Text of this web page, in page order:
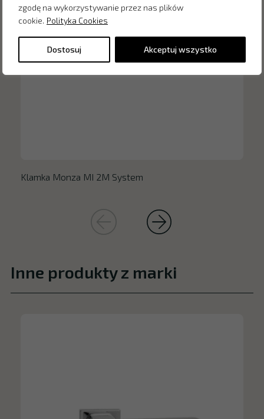
zgodę na wykorzystywanie przez nas plików
cookie. Polityka Cookies
Dostosuj Akceptuj wszystko
Klamka Monza MI 2M System
Inne produkty z marki